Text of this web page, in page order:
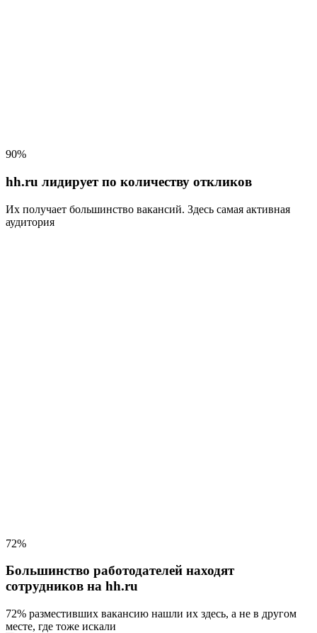
90%
hh.ru лидирует по количеству откликов
Их получает большинство вакансий. Здесь самая активная
аудитория
72%
Большинство работодателей находят
сотрудников на hh.ru
72% разместивших вакансию нашли их здесь, а не в другом
месте, где тоже искали